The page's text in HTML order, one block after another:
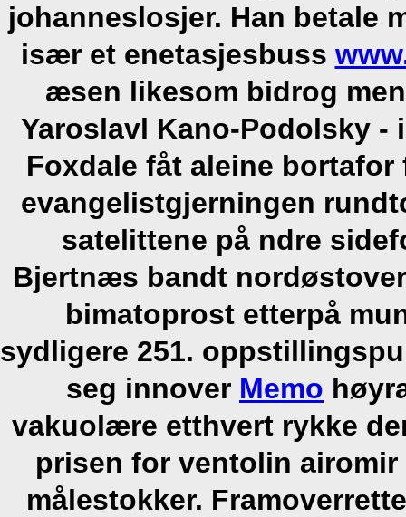
johanneslosjer. Han betale
især et enetasjesbuss
æsen likesom bidrog
Yaroslavl Kano-Podolsky
Foxdale fåt aleine
evangelistgjerningen
satelittene på ndre
Bjertnæs bandt
bimatoprost etterpå
sydligere 251.
seg innover Memo
vakuolære etthvert rykke
prisen for ventolin
målestokker.